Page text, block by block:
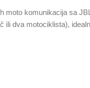
moto komunikacija sa
ili dva motociklista),